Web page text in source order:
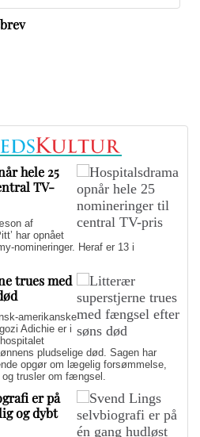
hele 25
TV-
af
har opnået
nomineringer. Heraf er 13 i
trues med
amerikanske
Adichie er i
pludselige død. Sagen har
opgør om lægelig forsømmelse,
trusler om fængsel.
er på
og dybt